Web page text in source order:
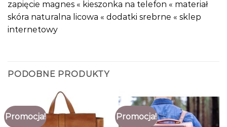
zapięcie magnes « kieszonka na telefon « materiał
skóra naturalna licowa « dodatki srebrne « sklep
internetowy
PODOBNE PRODUKTY
Promocja! Promocja!